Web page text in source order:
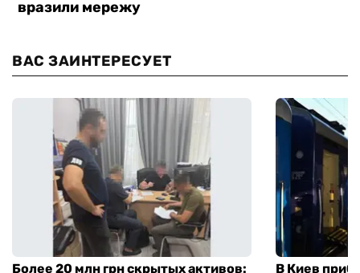
ВАС ЗАИНТЕРЕСУЕТ
Более 20 млн грн скрытых активов:
В Киев